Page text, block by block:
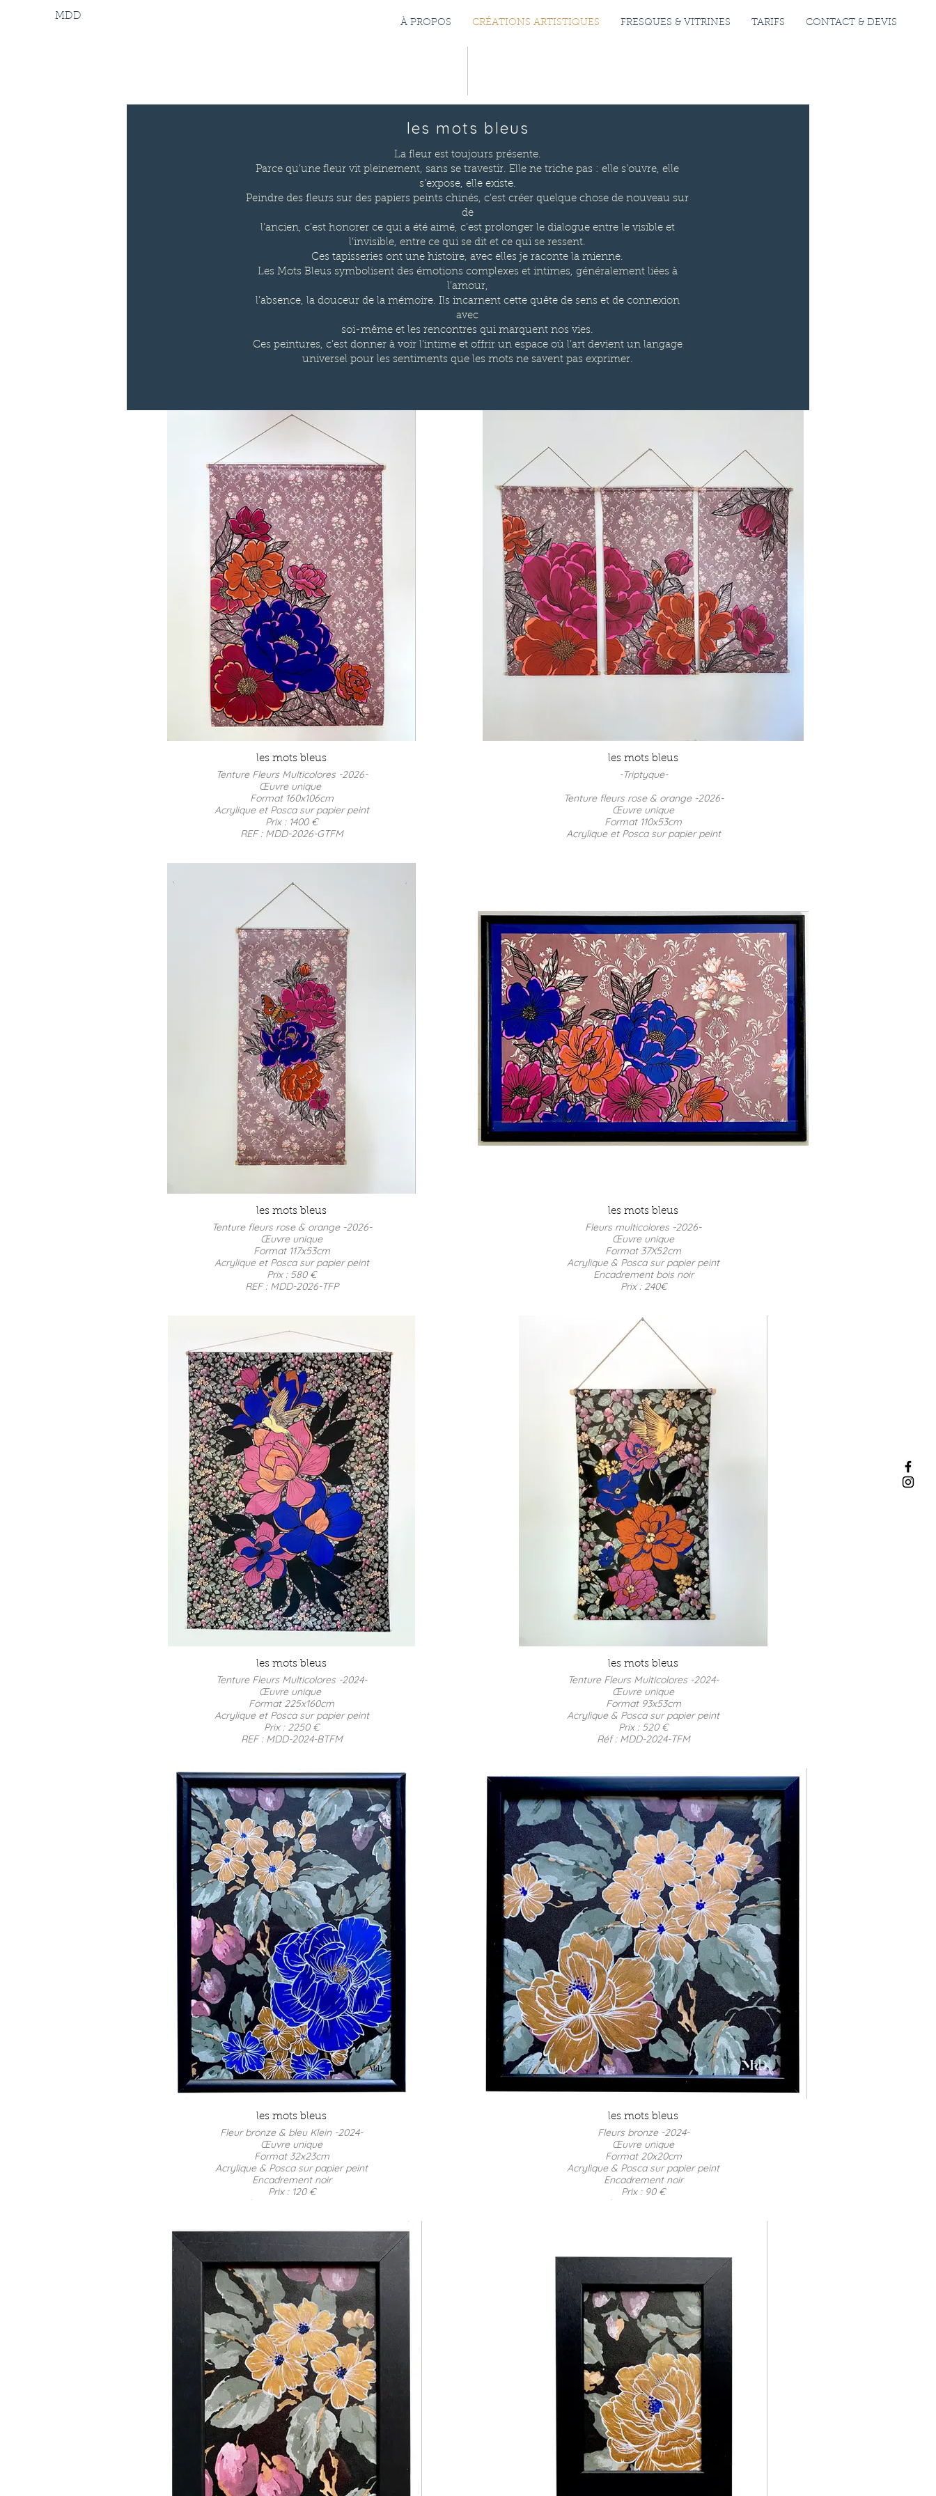
MDD
À PROPOS CRÉATIONS ARTISTIQUES FRESQUES & VITRINES TARIFS CONTACT & DEVIS
La fleur est toujours présente.
Parce qu’une fleur vit pleinement, sans se travestir. Elle ne triche pas : elle s’ouvre, elle
s’expose, elle existe.
Peindre des fleurs sur des papiers peints chinés, c’est créer quelque chose de nouveau sur
de
l’ancien, c’est honorer ce qui a été aimé, c’est prolonger le dialogue entre le visible et
l’invisible, entre ce qui se dit et ce qui se ressent.
Ces tapisseries ont une histoire, avec elles je raconte la mienne.
Les Mots Bleus symbolisent des émotions complexes et intimes, généralement liées à
l’amour,
l’absence, la douceur de la mémoire. Ils incarnent cette quête de sens et de connexion
avec
soi-même et les rencontres qui marquent nos vies.
Ces peintures, c’est donner à voir l’intime et offrir un espace où l’art devient un langage
universel pour les sentiments que les mots ne savent pas exprimer.
les mots bleus
les mots bleus
Tenture Fleurs Multicolores -2026-
Œuvre unique
Format 160x106cm
Acrylique et Posca sur papier peint
Prix : 1400 €
REF : MDD-2026-GTFM
les mots bleus
-Triptyque-
Tenture fleurs rose & orange -2026-
Œuvre unique
Format 110x53cm
Acrylique et Posca sur papier peint
Acrylique et Posca sur papier peint
Prix : 480 €
REF : MDD-2026-TFRO2
Tenture fleurs rose & orange -2026-
Œuvre unique
Format 110x53cm
Acrylique et Posca sur papier peint
Prix : 480 €
REF : MDD-2026-TFRO3
les mots bleus
Tenture fleurs rose & orange -2026-
Œuvre unique
Format 117x53cm
Acrylique et Posca sur papier peint
Prix : 580 €
REF : MDD-2026-TFP
les mots bleus
Fleurs multicolores -2026-
Œuvre unique
Format 37X52cm
Acrylique & Posca sur papier peint
Encadrement bois noir
Prix : 240€
les mots bleus
Tenture Fleurs Multicolores -2024-
Œuvre unique
Format 225x160cm
Acrylique et Posca sur papier peint
Prix : 2250 €
REF : MDD-2024-BTFM
les mots bleus
Tenture Fleurs Multicolores -2024-
Œuvre unique
Format 93x53cm
Acrylique & Posca sur papier peint
Prix : 520 €
Réf : MDD-2024-TFM
les mots bleus
Fleur bronze & bleu Klein -2024-
Œuvre unique
Format 32x23cm
Acrylique & Posca sur papier peint
Encadrement noir
Prix : 120 €
Réf : MDD-2024-CFBK-A4
les mots bleus
Fleurs bronze -2024-
Œuvre unique
Format 20x20cm
Acrylique & Posca sur papier peint
Encadrement noir
Prix : 90 €
Réf : MDD-2024-CFB-